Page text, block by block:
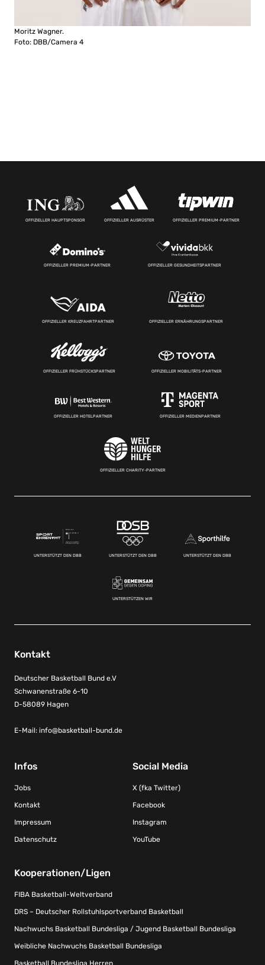
Moritz Wagner.
Foto: DBB/Camera 4
OFFIZIELLER HAUPTSPONSOR OFFIZIELLER AUSRÜSTER OFFIZIELLER PREMIUM-PARTNER
OFFIZIELLER PREMIUM-PARTNER OFFIZIELLER GESUNDHEITSPARTNER
OFFIZIELLER KREUZFAHRTPARTNER OFFIZIELLER ERNÄHRUNGSPARTNER
OFFIZIELLER FRÜHSTÜCKSPARTNER OFFIZIELLER MOBILITÄTS-PARTNER
OFFIZIELLER HOTELPARTNER OFFIZIELLER MEDIENPARTNER
OFFIZIELLER CHARITY-PARTNER
UNTERSTÜTZT DEN DBB UNTERSTÜTZT DEN DBB UNTERSTÜTZT DEN DBB
UNTERSTÜTZEN WIR
Kontakt
Deutscher Basketball Bund e.V
Schwanenstraße 6-10
D-58089 Hagen
E-Mail: info@basketball-bund.de
Infos
Jobs
Kontakt
Impressum
Datenschutz
Social Media
X (fka Twitter)
Facebook
Instagram
YouTube
Kooperationen/Ligen
FIBA Basketball-Weltverband
DRS – Deutscher Rollstuhlsportverband Basketball
Nachwuchs Basketball Bundesliga / Jugend Basketball Bundesliga
Weibliche Nachwuchs Basketball Bundesliga
Basketball Bundesliga Herren